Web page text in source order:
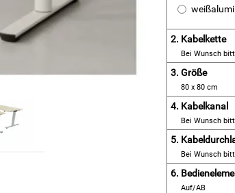
2. Kabelkette
Bei Wunsch
3. Größe
80 x 80 cm
4. Kabelkanal
Bei Wunsch
5.
Bei Wunsch
6.
Auf/AB